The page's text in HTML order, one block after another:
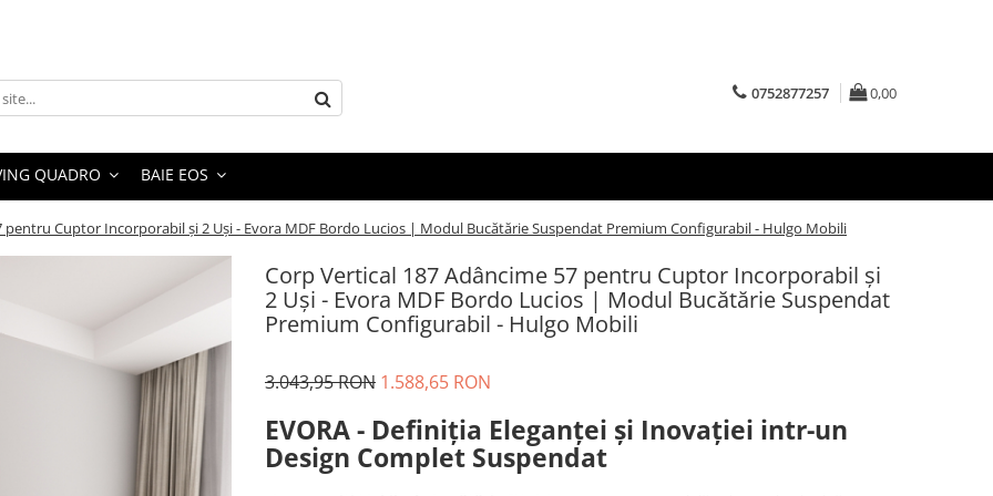
0752877257 0,00
QUADRO BAIE EOS
pentru Cuptor Incorporabil și 2 Uși - Evora MDF Bordo Lucios | Modul Bucătărie Suspendat Premium Configurabil - Hulgo Mobili
Corp Vertical 187 Adâncime 57 pentru Cuptor Incorporabil și
2 Uși - Evora MDF Bordo Lucios | Modul Bucătărie Suspendat
Premium Configurabil - Hulgo Mobili
3.043,95 RON 1.588,65 RON
EVORA - Definiția Eleganței și Inovației intr-un
Design Complet Suspendat